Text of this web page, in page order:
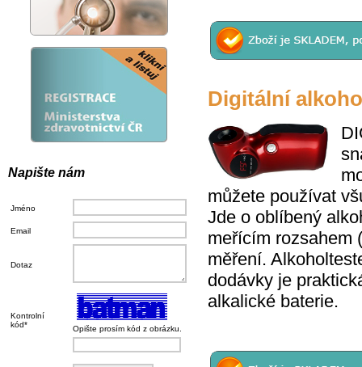
Napište nám
Jméno
Email
Dotaz
Kontrolní
kód*
Opište prosím kód z obrázku.
Digitální
můžete používat
Jde o oblíbený
meřícím rozsahem
měření.
dodávky je
alkalické baterie.